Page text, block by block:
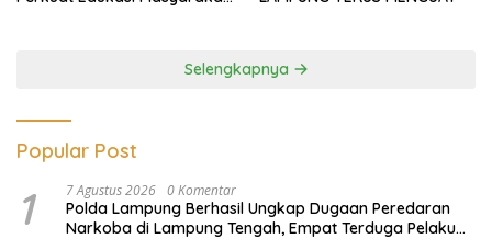
Selengkapnya
Popular Post
1 7 Agustus 2026 0 Komentar
Polda Lampung Berhasil Ungkap Dugaan Peredaran
Narkoba di Lampung Tengah, Empat Terduga Pelaku